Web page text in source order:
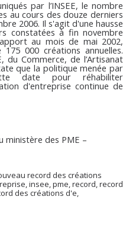
par l’INSEE, le nombre
au cours des douze derniers
2006. Il s'agit d'une hausse
constatées à fin novembre
au mois de mai 2002,
000 créations annuelles.
du Commerce, de l’Artisanat
que la politique menée par
date pour réhabiliter
d'entreprise continue de
ministère des PME –
record des créations
,insee,pme,record,record
des créations d'e,